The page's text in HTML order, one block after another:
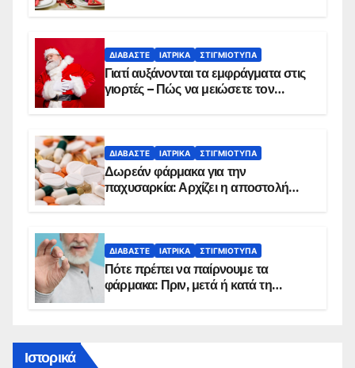
ΔΙΑΒΆΣΤΕ ΙΑΤΡΙΚΆ ΣΤΙΓΜΙΌΤΥΠΑ
Γιατί αυξάνονται τα εμφράγματα στις
γιορτές – Πώς να μειώσετε τον
ΔΙΑΒΆΣΤΕ ΙΑΤΡΙΚΆ ΣΤΙΓΜΙΌΤΥΠΑ
Δωρεάν φάρμακα για την
παχυσαρκία: Αρχίζει η αποστολή
ΔΙΑΒΆΣΤΕ ΙΑΤΡΙΚΆ ΣΤΙΓΜΙΌΤΥΠΑ
Πότε πρέπει να παίρνουμε τα
φάρμακα: Πριν, μετά ή κατά τη
Ιστορικά